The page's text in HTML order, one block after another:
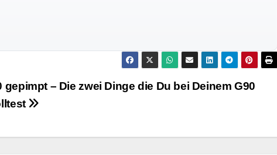
gepimpt – Die zwei Dinge die Du bei Deinem G90